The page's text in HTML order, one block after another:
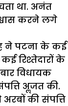
था. अनंत
करने लगे
ने पटना के कई
रिश्तेदारों के
विधायक
अॢजत की.
की संपत्ति